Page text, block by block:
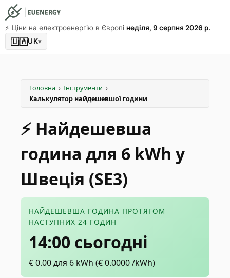
⚡️ Ціни на електроенергію в Європі неділя, 9 серпня 2026 р.
🇺🇦UK▾
Головна › Інструменти ›
Калькулятор найдешевшої години
⚡️ Найдешевша
година для 6 kWh у
Швеція (SE3)
НАЙДЕШЕВША ГОДИНА ПРОТЯГОМ
НАСТУПНИХ 24 ГОДИН
14:00 сьогодні
€0.00для 6 kWh (€0.0000/kWh)